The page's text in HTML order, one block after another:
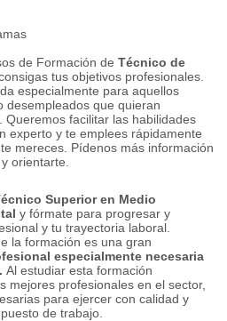
de Formación de Técnico de
tus objetivos profesionales.
especialmente para aquellos
desempleados que quieran
Queremos facilitar las habilidades
experto y te emplees rápidamente
mereces. Pídenos más información
orientarte.
Superior en Medio
y fórmate para progresar y
y tu trayectoria laboral.
la formación es una gran
especialmente necesaria
Al estudiar esta formación
mejores profesionales en el sector,
para ejercer con calidad y
de trabajo.